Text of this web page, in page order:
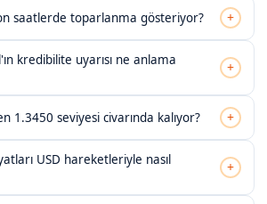
saatlerde toparlanma gösteriyor? +
kredibilite uyarısı ne anlama
+
1.3450 seviyesi civarında kalıyor? +
USD hareketleriyle nasıl
+